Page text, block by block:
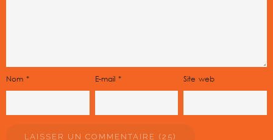
Nom * E-mail * Site web